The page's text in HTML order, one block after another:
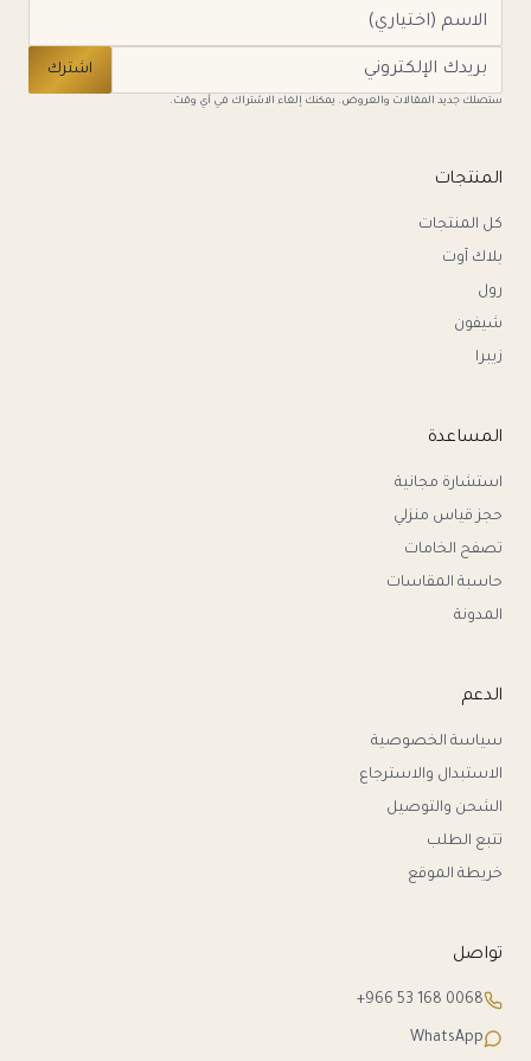
اشترك
ستصلك جديد المقالات والعروض. يمكنك إلغاء الاشتراك في أي وقت.
المنتجات
كل المنتجات
بلاك آوت
رول
شيفون
زيبرا
المساعدة
استشارة مجانية
حجز قياس منزلي
تصفح الخامات
حاسبة المقاسات
المدونة
الدعم
سياسة الخصوصية
الاستبدال والاسترجاع
الشحن والتوصيل
تتبع الطلب
خريطة الموقع
تواصل
+966 53 168 0068
WhatsApp